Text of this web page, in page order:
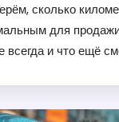
сколько
для
и что ещё
шансы на